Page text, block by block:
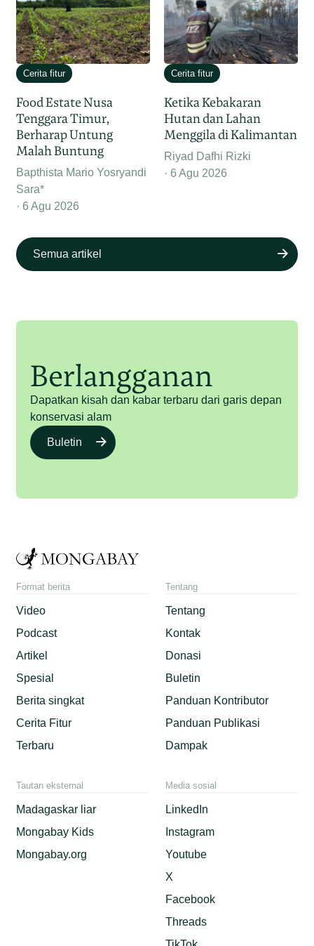
Cerita fitur
Food Estate Nusa
Tenggara Timur,
Berharap Untung
Malah Buntung
Bapthista Mario Yosryandi
Sara*
6 Agu 2026
Cerita fitur
Ketika Kebakaran
Hutan dan Lahan
Menggila di Kalimantan
Riyad Dafhi Rizki
6 Agu 2026
Semua artikel
Berlangganan
Dapatkan kisah dan kabar terbaru dari garis depan
konservasi alam
Buletin
Format berita
Video
Podcast
Artikel
Spesial
Berita singkat
Cerita Fitur
Terbaru
Tentang
Tentang
Kontak
Donasi
Buletin
Panduan Kontributor
Panduan Publikasi
Dampak
Tautan eksternal
Madagaskar liar
Mongabay Kids
Mongabay.org
Media sosial
LinkedIn
Instagram
Youtube
X
Facebook
Threads